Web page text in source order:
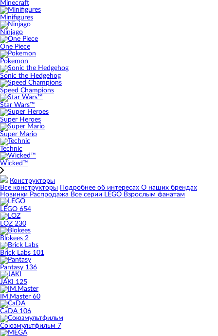
Minecraft
Minifigures
Ninjago
One Piece
Pokemon
Sonic the Hedgehog
Speed Champions
Star Wars™
Super Heroes
Super Mario
Technic
Wicked™
Конструкторы
Все конструкторы
Подробнее об интересах О наших брендах
Новинки Распродажа Все серии LEGO Взрослым фанатам
LEGO 654
LOZ 230
Blokees 2
Brick Labs 101
Pantasy 136
JAKI 125
IM.Master 60
CaDA 106
Союзмультфильм 7